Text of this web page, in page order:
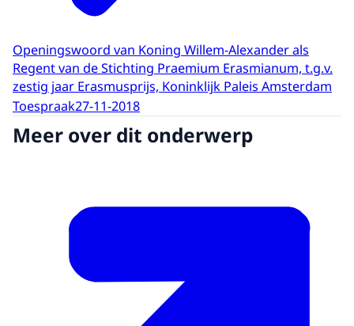
Openingswoord van Koning Willem-Alexander als
Regent van de Stichting Praemium Erasmianum, t.g.v.
zestig jaar Erasmusprijs, Koninklijk Paleis Amsterdam
Toespraak27-11-2018
Meer over dit onderwerp